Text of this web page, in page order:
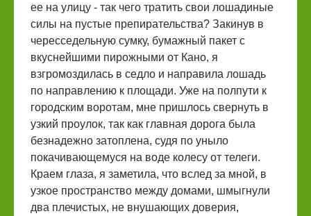
ее на улицу - так чего тратить свои лошадиные
силы на пустые препирательства? Закинув в
чересседельную сумку, бумажный пакет с
вкуснейшими пирожными от Кано, я
взгромоздилась в седло и направила лошадь
по направлению к площади. Уже на полпути к
городским воротам, мне пришлось свернуть в
узкий проулок, так как главная дорога была
безнадежно затоплена, судя по уныло
покачивающемуся на воде колесу от телеги.
Краем глаза, я заметила, что вслед за мной, в
узкое пространство между домами, шмыгнули
два плечистых, не внушающих доверия,